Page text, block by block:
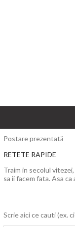
Postare prezentată
RETETE RAPIDE
Traim in secolul
sa ii facem fata. Asa ca
Scrie aici ce cauti (ex.